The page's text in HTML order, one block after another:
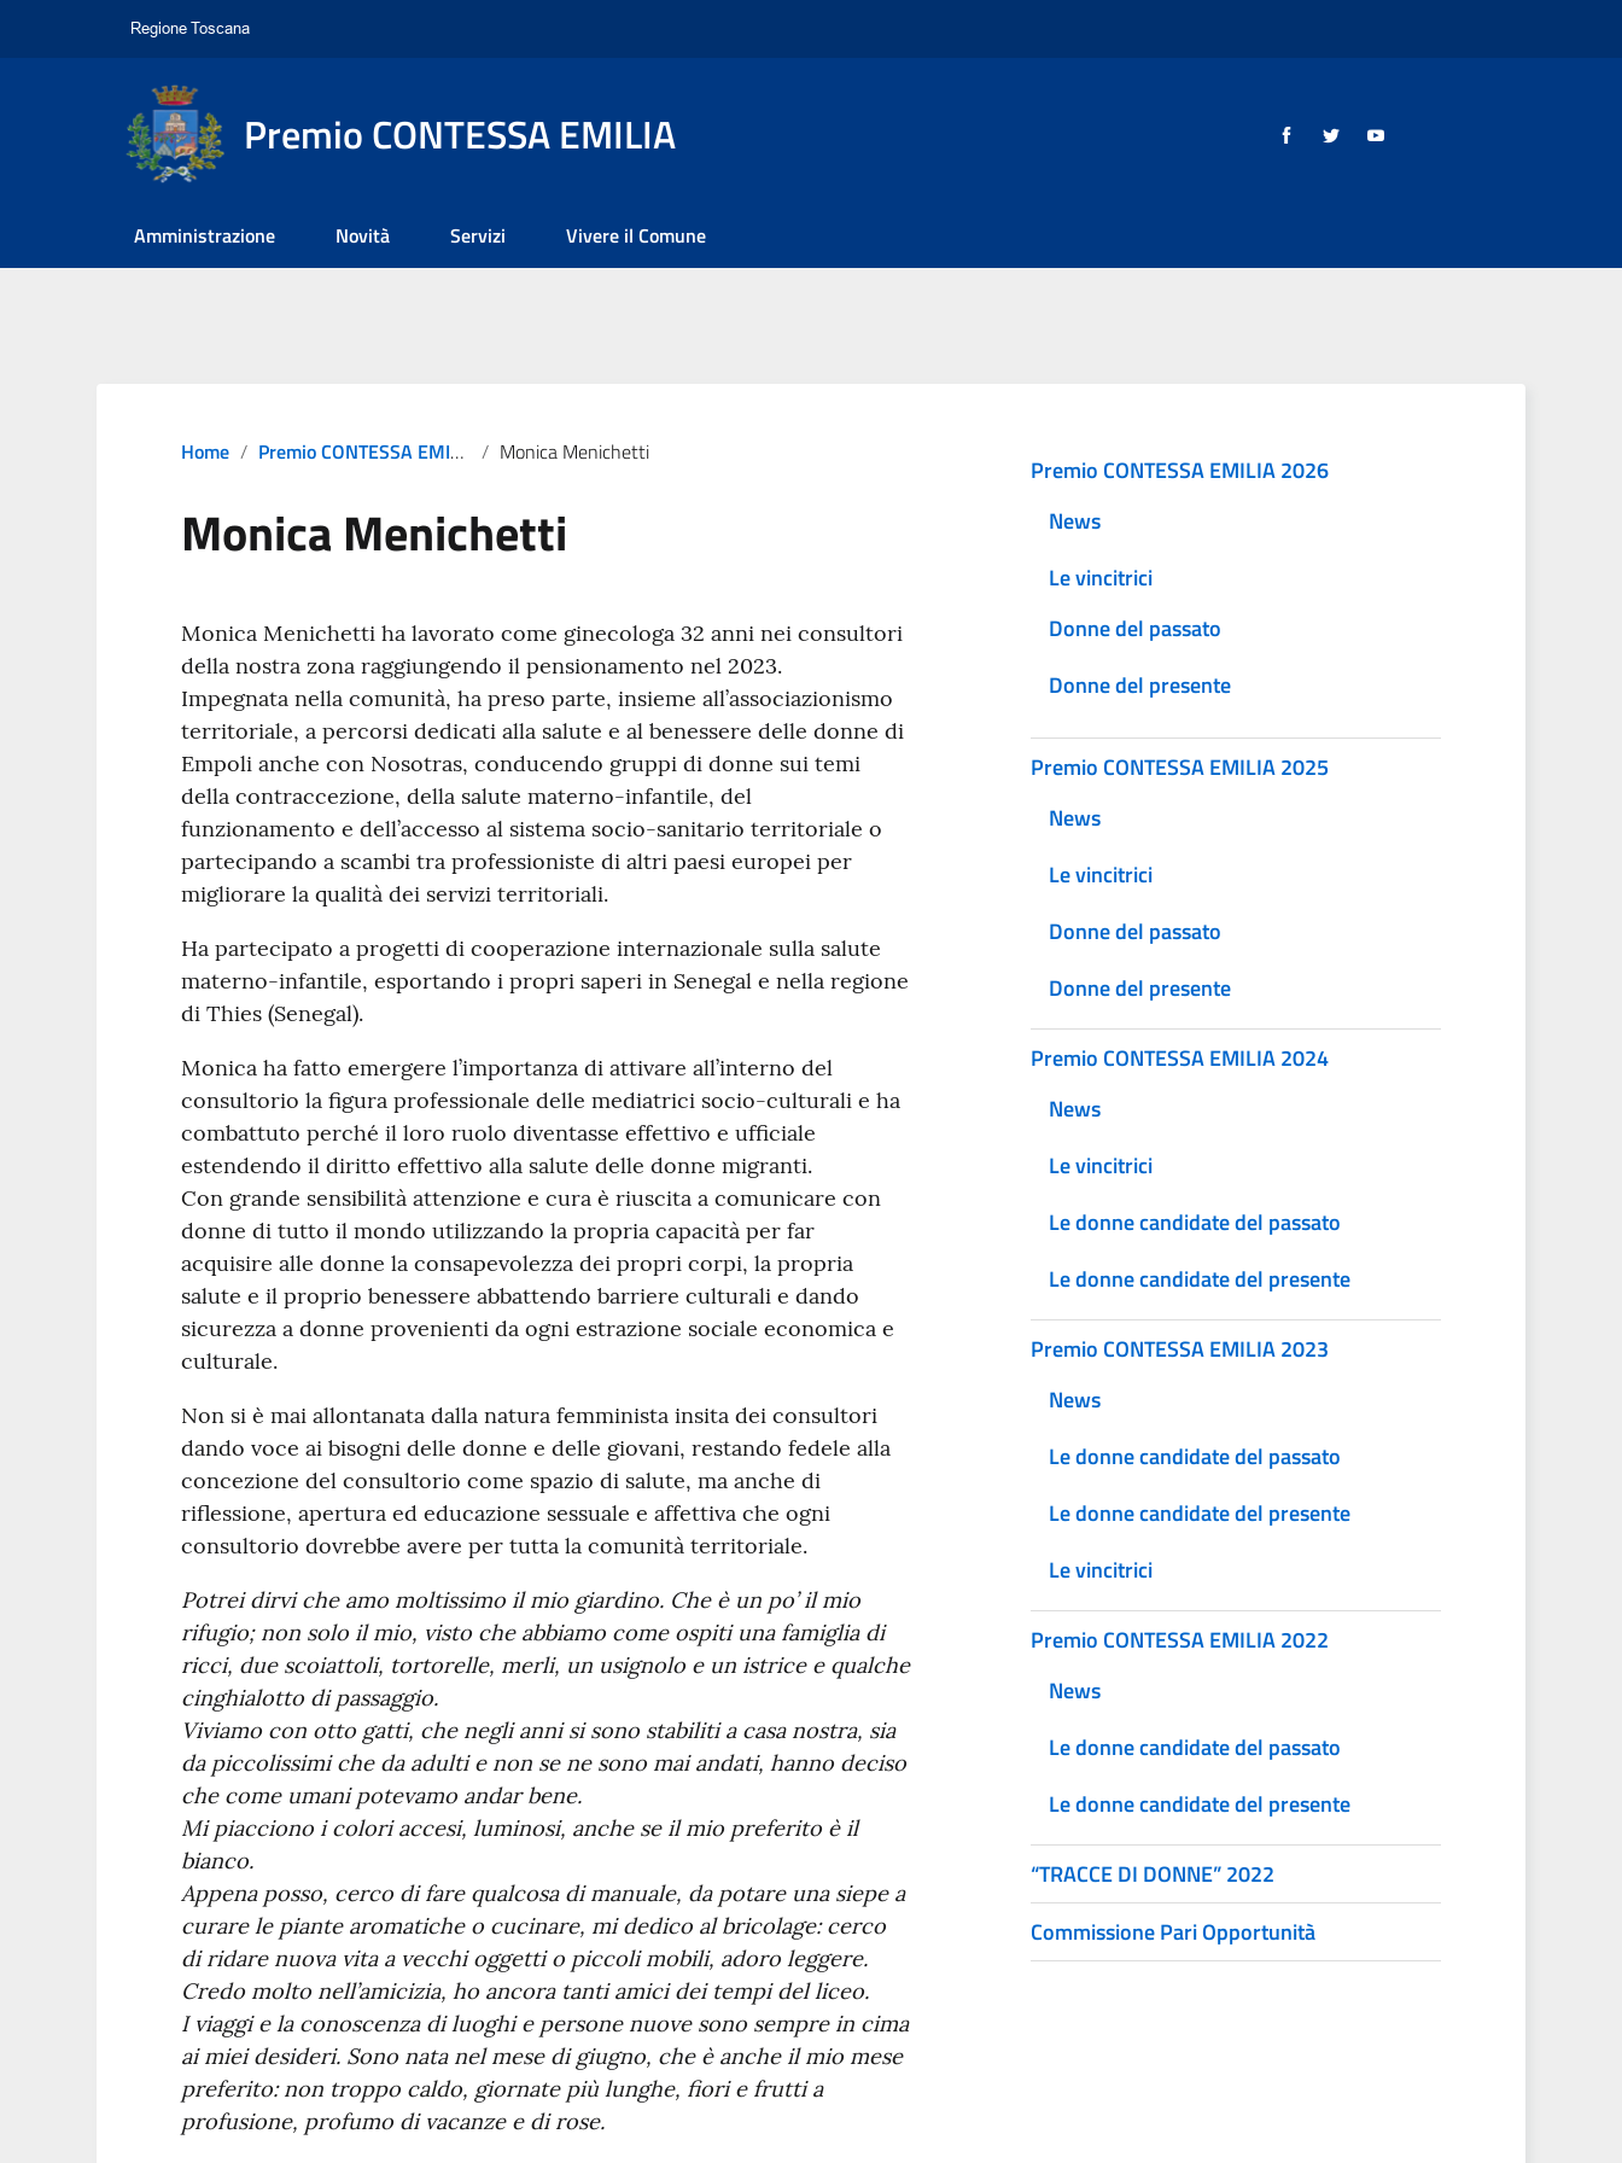
Premio CONTESSA EMILIA
Amministrazione Novità Servizi Vivere il Comune
Home Premio CONTESSA EMILIA 2024 Monica Menichetti
Monica Menichetti
Monica Menichetti ha lavorato come ginecologa 32 anni nei consultori
della nostra zona raggiungendo il pensionamento nel 2023.
Impegnata nella comunità, ha preso parte, insieme all’associazionismo
territoriale, a percorsi dedicati alla salute e al benessere delle donne di
Empoli anche con Nosotras, conducendo gruppi di donne sui temi
della contraccezione, della salute materno-infantile, del
funzionamento e dell’accesso al sistema socio-sanitario territoriale o
partecipando a scambi tra professioniste di altri paesi europei per
migliorare la qualità dei servizi territoriali.
Ha partecipato a progetti di cooperazione internazionale sulla salute
materno-infantile, esportando i propri saperi in Senegal e nella regione
di Thies (Senegal).
Monica ha fatto emergere l’importanza di attivare all’interno del
consultorio la figura professionale delle mediatrici socio-culturali e ha
combattuto perché il loro ruolo diventasse effettivo e ufficiale
estendendo il diritto effettivo alla salute delle donne migranti.
Con grande sensibilità attenzione e cura è riuscita a comunicare con
donne di tutto il mondo utilizzando la propria capacità per far
acquisire alle donne la consapevolezza dei propri corpi, la propria
salute e il proprio benessere abbattendo barriere culturali e dando
sicurezza a donne provenienti da ogni estrazione sociale economica e
culturale.
Non si è mai allontanata dalla natura femminista insita dei consultori
dando voce ai bisogni delle donne e delle giovani, restando fedele alla
concezione del consultorio come spazio di salute, ma anche di
riflessione, apertura ed educazione sessuale e affettiva che ogni
consultorio dovrebbe avere per tutta la comunità territoriale.
Potrei dirvi che amo moltissimo il mio giardino. Che è un po’ il mio
rifugio; non solo il mio, visto che abbiamo come ospiti una famiglia di
ricci, due scoiattoli, tortorelle, merli, un usignolo e un istrice e qualche
cinghialotto di passaggio.
Viviamo con otto gatti, che negli anni si sono stabiliti a casa nostra, sia
da piccolissimi che da adulti e non se ne sono mai andati, hanno deciso
che come umani potevamo andar bene.
Mi piacciono i colori accesi, luminosi, anche se il mio preferito è il
bianco.
Appena posso, cerco di fare qualcosa di manuale, da potare una siepe a
curare le piante aromatiche o cucinare, mi dedico al bricolage: cerco
di ridare nuova vita a vecchi oggetti o piccoli mobili, adoro leggere.
Credo molto nell’amicizia, ho ancora tanti amici dei tempi del liceo.
I viaggi e la conoscenza di luoghi e persone nuove sono sempre in cima
ai miei desideri. Sono nata nel mese di giugno, che è anche il mio mese
preferito: non troppo caldo, giornate più lunghe, fiori e frutti a
profusione, profumo di vacanze e di rose.
Premio CONTESSA EMILIA 2026
News
Le vincitrici
Donne del passato
Donne del presente
Premio CONTESSA EMILIA 2025
News
Le vincitrici
Donne del passato
Donne del presente
Premio CONTESSA EMILIA 2024
News
Le vincitrici
Le donne candidate del passato
Le donne candidate del presente
Premio CONTESSA EMILIA 2023
News
Le donne candidate del passato
Le donne candidate del presente
Le vincitrici
Premio CONTESSA EMILIA 2022
News
Le donne candidate del passato
Le donne candidate del presente
“TRACCE DI DONNE” 2022
Commissione Pari Opportunità